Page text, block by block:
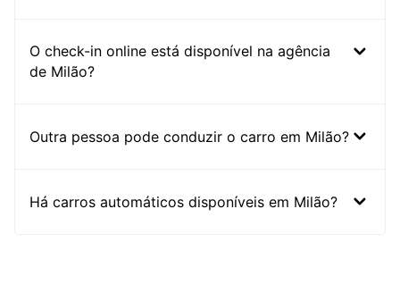
O check-in online está disponível na agência
de Milão?
Outra pessoa pode conduzir o carro em Milão?
Há carros automáticos disponíveis em Milão?